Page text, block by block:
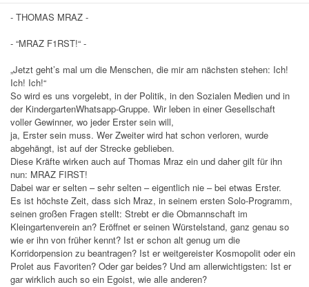
- THOMAS MRAZ -
- “MRAZ F1RST!“ -
„Jetzt geht’s mal um die Menschen, die mir am nächsten stehen: Ich!
Ich! Ich!“
So wird es uns vorgelebt, in der Politik, in den Sozialen Medien und in
der KindergartenWhatsapp-Gruppe. Wir leben in einer Gesellschaft
voller Gewinner, wo jeder Erster sein will,
ja, Erster sein muss. Wer Zweiter wird hat schon verloren, wurde
abgehängt, ist auf der Strecke geblieben.
Diese Kräfte wirken auch auf Thomas Mraz ein und daher gilt für ihn
nun: MRAZ FIRST!
Dabei war er selten – sehr selten – eigentlich nie – bei etwas Erster.
Es ist höchste Zeit, dass sich Mraz, in seinem ersten Solo-Programm,
seinen großen Fragen stellt: Strebt er die Obmannschaft im
Kleingartenverein an? Eröffnet er seinen Würstelstand, ganz genau so
wie er ihn von früher kennt? Ist er schon alt genug um die
Korridorpension zu beantragen? Ist er weitgereister Kosmopolit oder ein
Prolet aus Favoriten? Oder gar beides? Und am allerwichtigsten: Ist er
gar wirklich auch so ein Egoist, wie alle anderen?